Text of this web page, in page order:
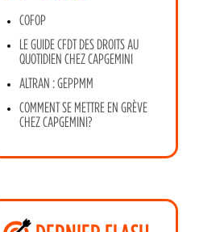
COFOP
LE GUIDE CFDT DES DROITS AU
QUOTIDIEN CHEZ CAPGEMINI
ALTRAN : GEPPMM
COMMENT SE METTRE EN GRÈVE
CHEZ CAPGEMINI?